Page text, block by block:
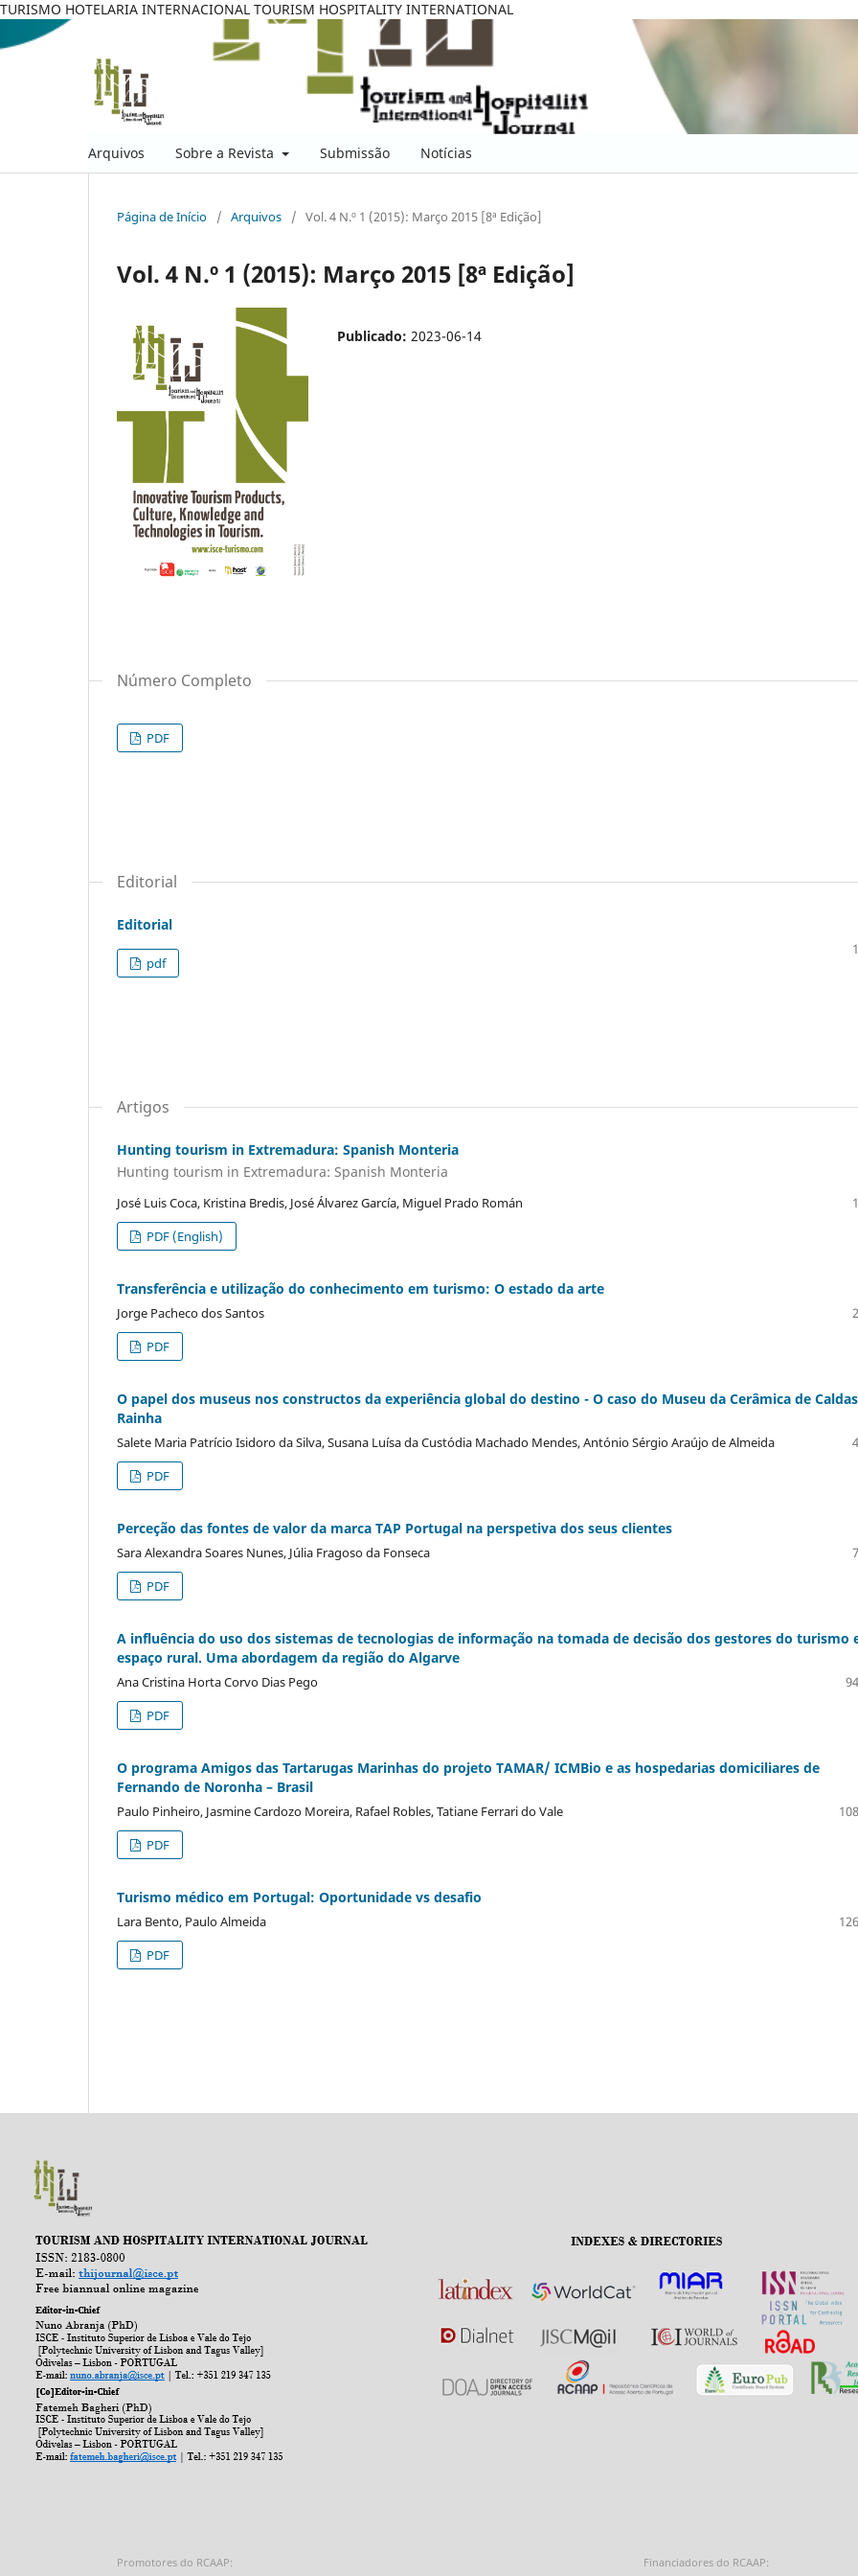
TURISMO HOTELARIA INTERNACIONAL TOURISM HOSPITALITY INTERNATIONAL
Arquivos Sobre a Revista Submissão Notícias
Página de Início / Arquivos / Vol. 4 N.º 1 (2015): Março 2015 [8ª Edição]
Vol. 4 N.º 1 (2015): Março 2015 [8ª Edição]
Publicado: 2023-06-14
Número Completo
PDF
Editorial
Editorial
pdf
Artigos
Hunting tourism in Extremadura: Spanish Monteria
Hunting tourism in Extremadura: Spanish Monteria
José Luis Coca, Kristina Bredis, José Álvarez García, Miguel Prado Román
PDF (English)
Transferência e utilização do conhecimento em turismo: O estado da arte
Jorge Pacheco dos Santos
PDF
O papel dos museus nos constructos da experiência global do destino - O caso do Museu da Cerâmica de
Rainha
Salete Maria Patrício Isidoro da Silva, Susana Luísa da Custódia Machado Mendes, António Sérgio Araújo de Almeida
PDF
Perceção das fontes de valor da marca TAP Portugal na perspetiva dos seus clientes
Sara Alexandra Soares Nunes, Júlia Fragoso da Fonseca
PDF
A influência do uso dos sistemas de tecnologias de informação na tomada de decisão dos gestores do turismo
espaço rural. Uma abordagem da região do Algarve
Ana Cristina Horta Corvo Dias Pego
PDF
O programa Amigos das Tartarugas Marinhas do projeto TAMAR/ ICMBio e as hospedarias domiciliares de
Fernando de Noronha – Brasil
Paulo Pinheiro, Jasmine Cardozo Moreira, Rafael Robles, Tatiane Ferrari do Vale
PDF
Turismo médico em Portugal: Oportunidade vs desafio
Lara Bento, Paulo Almeida
PDF
Promotores do RCAAP: Financiadores do RCAAP: